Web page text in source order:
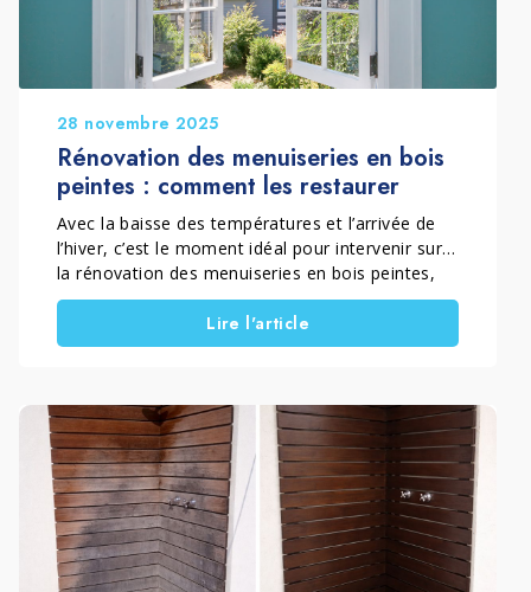
28 novembre 2025
Rénovation des menuiseries en bois
peintes : comment les restaurer
Avec la baisse des températures et l’arrivée de
l’hiver, c’est le moment idéal pour intervenir sur
la rénovation des menuiseries en bois peintes,
afin de préparer les surfaces à affronter le froid,
la pluie et l’humidité. Mais comment rénover des
menuiseries en bois peintes correctement ?
Dans ce guide, vous découvrirez étape par étape
comment réaliser une rénovation approfondie
des surfaces extérieures en bois peint, en
conservant esthétique et protection dans le
temps.
Lire l'article